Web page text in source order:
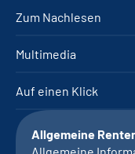
Zum Nachlesen
Multimedia
Auf einen Klick
Allgemeine